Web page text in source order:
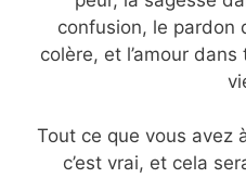
confusion, le pardon
colère, et l’amour
Tout ce que vous avez
c’est vrai, et cela